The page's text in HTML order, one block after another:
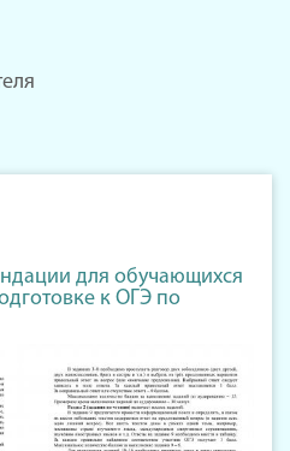
для обучающихся
к ОГЭ по